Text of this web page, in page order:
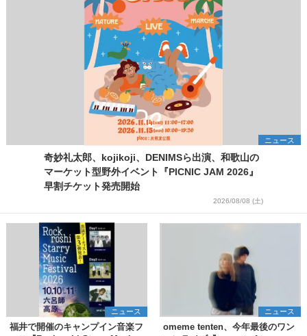
ニュース
奇妙礼太郎、kojikoji、DENIMSら出演、和歌山の
マーケット型野外イベント『PICNIC JAM 2026』
早割チケット発売開始
2026/08/08 (土)
ニュース
福井で開催のキャンプイン音楽フ
ニュース
omeme tenten、今年最後のワン